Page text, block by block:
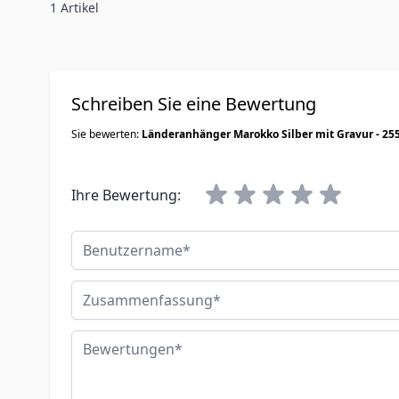
1 Artikel
Schreiben Sie eine Bewertung
Sie bewerten: Länderanhänger Marokko Silber mit Gravur -
Ihre Bewertung:
Benutzername
Zusammenfassung
Bewertungen